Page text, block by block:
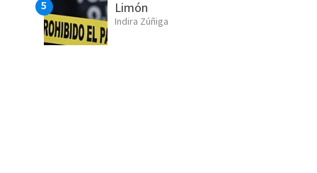
Limón
Indira Zúñiga